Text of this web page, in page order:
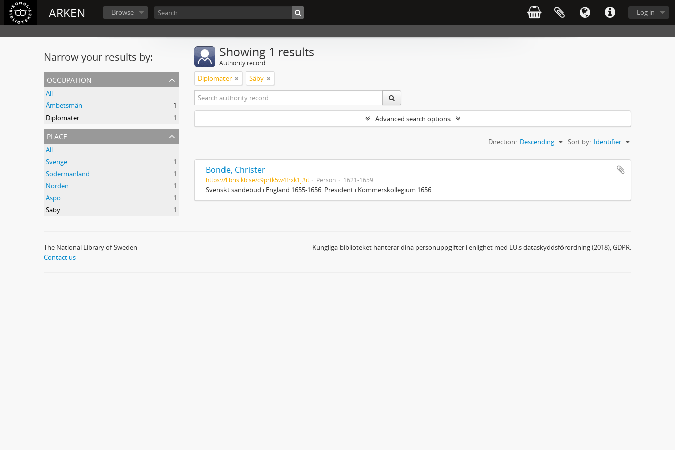
ARKEN Log in
Browse
Narrow your results by:
occupation
All
Ämbetsmän
1
Diplomater
1
place
All
Sverige
1
Södermanland
1
Norden
1
Aspö
1
Säby
1
Showing 1 results
Authority record
Diplomater Säby
Advanced search options
Sort by: Identifier
Direction: Descending
Bonde, Christer
https://libris.kb.se/c9prtk5w4frxk1j#it Person 1621-1659
Svenskt sändebud i England 1655-1656. President i Kommerskollegium 1656
The National Library of Sweden
Contact us
Kungliga biblioteket hanterar dina personuppgifter i enlighet med EU:s dataskyddsförordning (2018), GDPR.